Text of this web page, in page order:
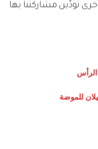
تودّين مشاركتنا بها
الرأس
للموضة